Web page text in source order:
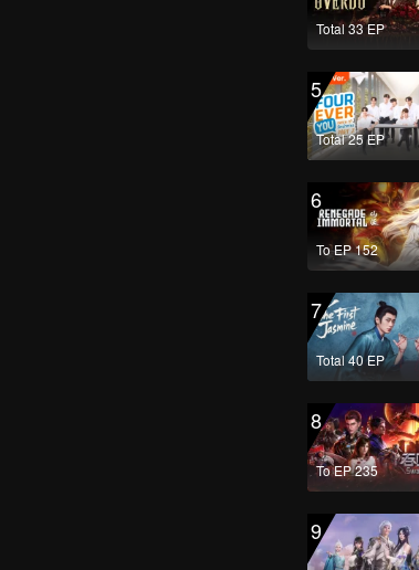
Total 33 EP
5
Total 25 EP
6
To EP 152
7
Total 40 EP
8
To EP 235
9